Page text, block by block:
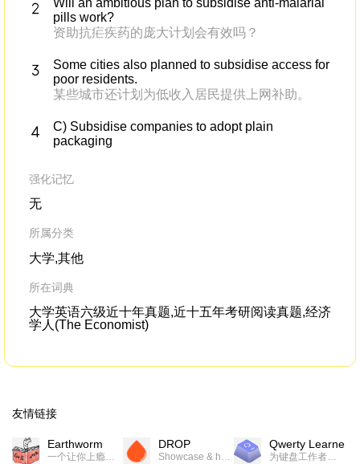
Will an ambitious plan to subsidise anti-malarial
pills work?
资助抗疟疾药的庞大计划会有效吗？
Some cities also planned to subsidise access for
poor residents.
某些城市还计划为低收入居民提供上网补助。
C) Subsidise companies to adopt plain
packaging
强化记忆
无
所属分类
大学,其他
所在词典
大学英语六级近十年真题,近十五年考研阅读真题,经济
学人(The Economist)
友情链接
Earthworm
一个让你上瘾的英语学习工具，使用 连词成句 、 i + 1 、 以终为始等学习理论来帮助你习得英语，通过不断的重复形成肌肉记忆，最重要的是 游戏化 的形式让学习英语从此不再痛苦
DROP
Showcase & host your work in extraordinary ways.不限速文件分享，托管，建站平台
Qwerty Learner
为键盘工作者设计的单词与肌肉记忆锻炼软件